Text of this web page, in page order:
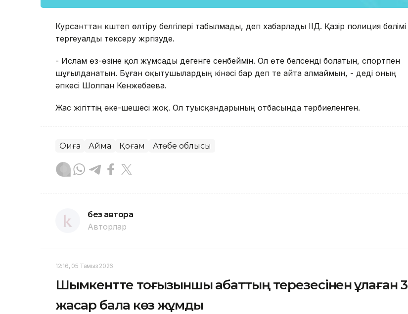
Курсанттан күштеп өлтіру белгілері табылмады, деп хабарлады ІІД. Қазір полиция бөлімі
тергеуалды тексеру жүргізуде.
- Ислам өз-өзіне қол жұмсады дегенге сенбеймін. Ол өте белсенді болатын, спортпен
шұғылданатын. Бұған оқытушылардың кінәсі бар деп те айта алмаймын, - деді оның
әпкесі Шолпан Кенжебаева.
Жас жігіттің әке-шешесі жоқ. Ол туысқандарының отбасында тәрбиеленген.
Оқиға Аймақ Қоғам Ақтөбе облысы
без автора
Авторлар
12:16, 05 Тамыз 2026
Шымкентте тоғызыншы қабаттың терезесінен құлаған 3
жасар бала көз жұмды